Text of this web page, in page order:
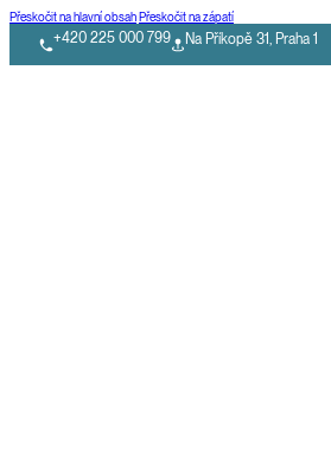
Přeskočit na hlavní obsahPřeskočit na zápatí
+420 225 000 799 Na Příkopě 31, Praha 1